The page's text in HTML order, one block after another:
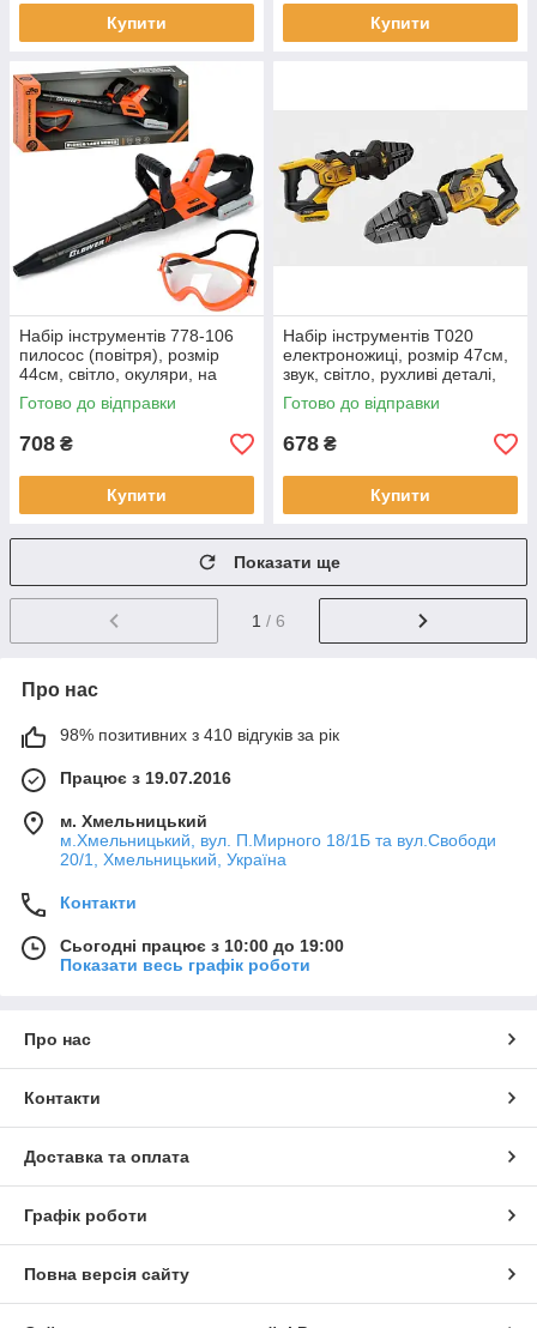
Купити Купити
Набір інструментів 778-106
пилосос (повітря), розмір
44см, світло, окуляри, на
батарейках, в коробці 50-21-
11см
Готово до відправки
708 ₴
Купити
Набір інструментів T020
електроножиці, розмір 47см,
звук, світло, рухливі деталі,
на батарейках.
Готово до відправки
678 ₴
Купити
Показати ще
1 / 6
Про нас
98% позитивних з 410 відгуків за рік
Працює з 19.07.2016
м. Хмельницький
м.Хмельницький, вул. П.Мирного 18/1Б та вул.Свободи
20/1, Хмельницький, Україна
Контакти
Сьогодні працює з 10:00 до 19:00
Показати весь графік роботи
Про нас
Контакти
Доставка та оплата
Графік роботи
Повна версія сайту